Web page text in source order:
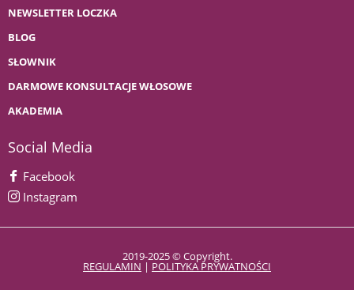
NEWSLETTER LOCZKA
BLOG
SŁOWNIK
DARMOWE KONSULTACJE WŁOSOWE
AKADEMIA
Social Media
Facebook
Instagram
2019-2025 © Copyright.
REGULAMIN | POLITYKA PRYWATNOŚCI